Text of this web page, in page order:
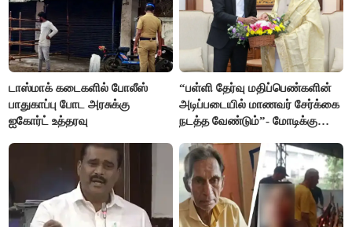
டாஸ்மாக் கடைகளில் போலீஸ்
பாதுகாப்பு போட அரசுக்கு
ஐகோர்ட் உத்தரவு
“பள்ளி தேர்வு மதிப்பெண்களின்
அடிப்படையில் மாணவர் சேர்க்கை
நடத்த வேண்டும்”- மோடிக்கு